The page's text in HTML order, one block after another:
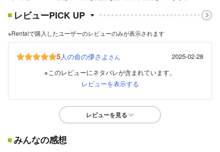
レビューPICK UP
※Renta!で購入したユーザーのレビューのみが表示されます
5人の命の儚さよ さん
2025-02-28
※このレビューにネタバレが含まれています。
レビューを表示する
レビューを見る
みんなの感想